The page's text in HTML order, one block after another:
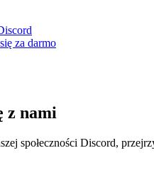
za darmo
z nami
społeczności Discord,